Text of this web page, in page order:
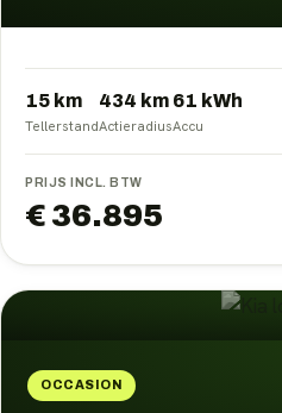
15 km
Tellerstand
434 km
Actieradius
61 kWh
Accu
PRIJS INCL. BTW
€ 36.895
OCCASION